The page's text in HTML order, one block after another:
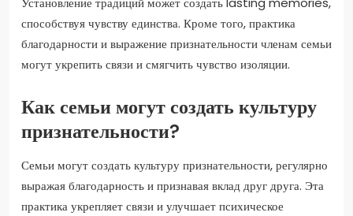
способствуя чувству единства. Кроме того, практика
благодарности и выражение признательности членам семьи
могут укрепить связи и смягчить чувство изоляции.
Как семьи могут создать культуру
признательности?
Семьи могут создать культуру признательности, регулярно
выражая благодарность и признавая вклад друг друга. Эта
практика укрепляет связи и улучшает психическое